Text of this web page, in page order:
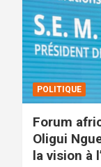
POLITIQUE
Forum
Oligui
la vision à